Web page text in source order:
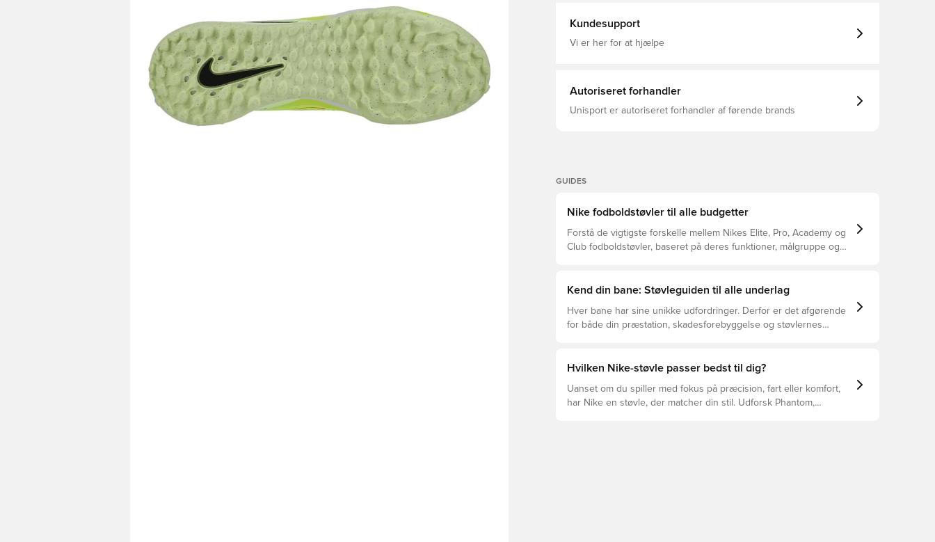
bold Populær model med lavt snit Dette er en sko med TF
ydersål, hvilket gør den velegnet til brug på kunstige overflader,
såsom plast- og grusbaner.
Kundesupport
Vi er her for at hjælpe
Autoriseret forhandler
Unisport er autoriseret forhandler af førende brands
GUIDES
Nike fodboldstøvler til alle budgetter
Forstå de vigtigste forskelle mellem Nikes Elite, Pro, Academy og
Club fodboldstøvler, baseret på deres funktioner, målgruppe og
Kend din bane: Støvleguiden til alle underlag
Hver bane har sine unikke udfordringer. Derfor er det afgørende
for både din præstation, skadesforebyggelse og støvlernes
forskellige typer underlag.
Hvilken Nike-støvle passer bedst til dig?
Uanset om du spiller med fokus på præcision, fart eller komfort,
har Nike en støvle, der matcher din stil. Udforsk Phantom,